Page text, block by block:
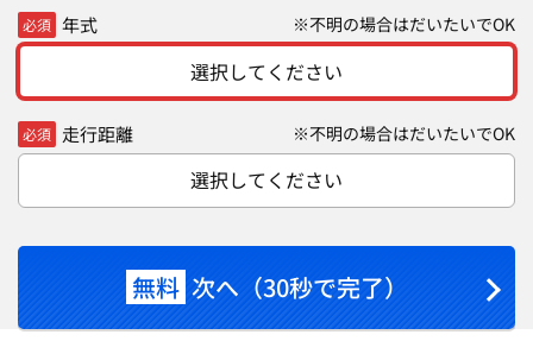
必須 年式 ※不明の場合はだいたいでOK
選択してください
必須 走行距離 ※不明の場合はだいたいでOK
選択してください
無料 次へ（30秒で完了）